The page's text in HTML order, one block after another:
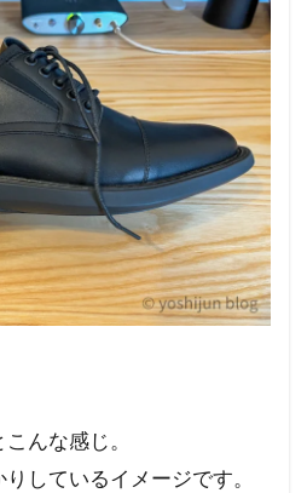
んな感じ。
しているイメージです。